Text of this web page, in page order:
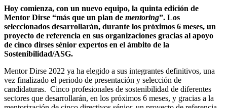
Hoy comienza, con un nuevo equipo, la quinta edición de
Mentor Dirse “más que un plan de mentoring”. Los
seleccionados desarrollarán, durante los próximos 6 meses, un
proyecto de referencia en sus organizaciones gracias al apoyo
de cinco dirses sénior expertos en el ámbito de la
Sostenibilidad/ASG.
Mentor Dirse 2022 ya ha elegido a sus integrantes definitivos, una
vez finalizado el periodo de presentación y selección de
candidaturas. Cinco profesionales de sostenibilidad de diferentes
sectores que desarrollarán, en los próximos 6 meses, y gracias a la